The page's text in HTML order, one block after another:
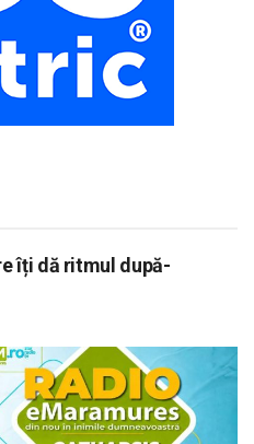
îți dă ritmul după-